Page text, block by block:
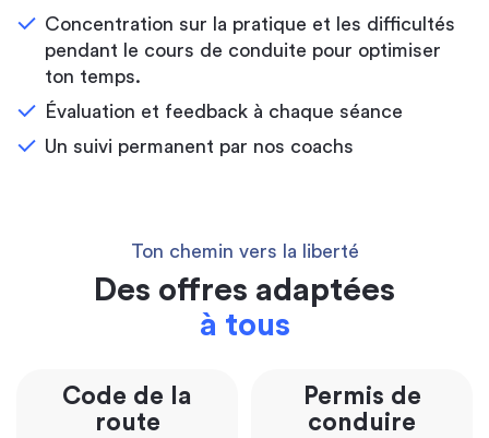
Concentration sur la pratique et les difficultés
pendant le cours de conduite pour optimiser
ton temps.
Évaluation et feedback à chaque séance
Un suivi permanent par nos coachs
Ton chemin vers la liberté
Des offres adaptées
à tous
Code de la
route
Permis de
conduire